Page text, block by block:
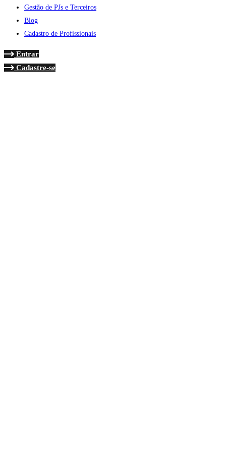
Gestão de PJs e Terceiros
Blog
Cadastro de Profissionais
Entrar
Cadastre-se